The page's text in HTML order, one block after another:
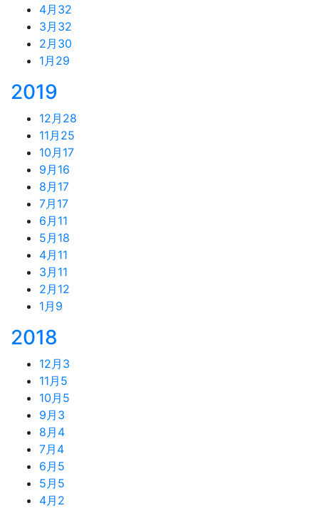
4月 32
3月 32
2月 30
1月 29
2019
12月 28
11月 25
10月 17
9月 16
8月 17
7月 17
6月 11
5月 18
4月 11
3月 11
2月 12
1月 9
2018
12月 3
11月 5
10月 5
9月 3
8月 4
7月 4
6月 5
5月 5
4月 2